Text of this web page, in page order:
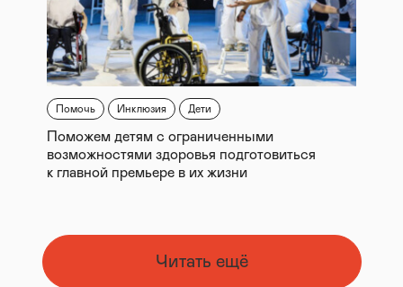
Помочь Инклюзия Дети
Поможем детям с ограниченными
возможностями здоровья подготовиться
к главной премьере в их жизни
Читать ещё